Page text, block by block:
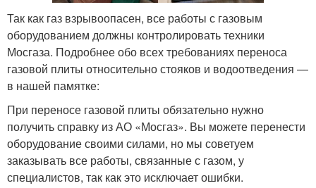
Так как газ взрывоопасен, все работы с газовым
оборудованием должны контролировать техники
Мосгаза. Подробнее обо всех требованиях переноса
газовой плиты относительно стояков и водоотведения —
в нашей памятке:
При переносе газовой плиты обязательно нужно
получить справку из АО «Мосгаз». Вы можете перенести
оборудование своими силами, но мы советуем
заказывать все работы, связанные с газом, у
специалистов, так как это исключает ошибки.